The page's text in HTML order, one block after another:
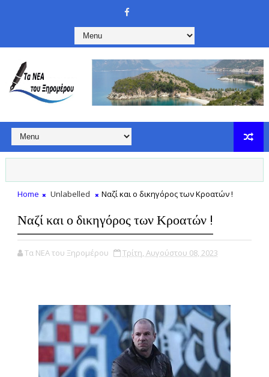
Home Unlabelled Ναζί και ο δικηγόρος των Κροατών !
Ναζί και ο δικηγόρος των Κροατών !
Τα ΝΕΑ του Ξηρομέρου Τρίτη, Αυγούστου 08, 2023